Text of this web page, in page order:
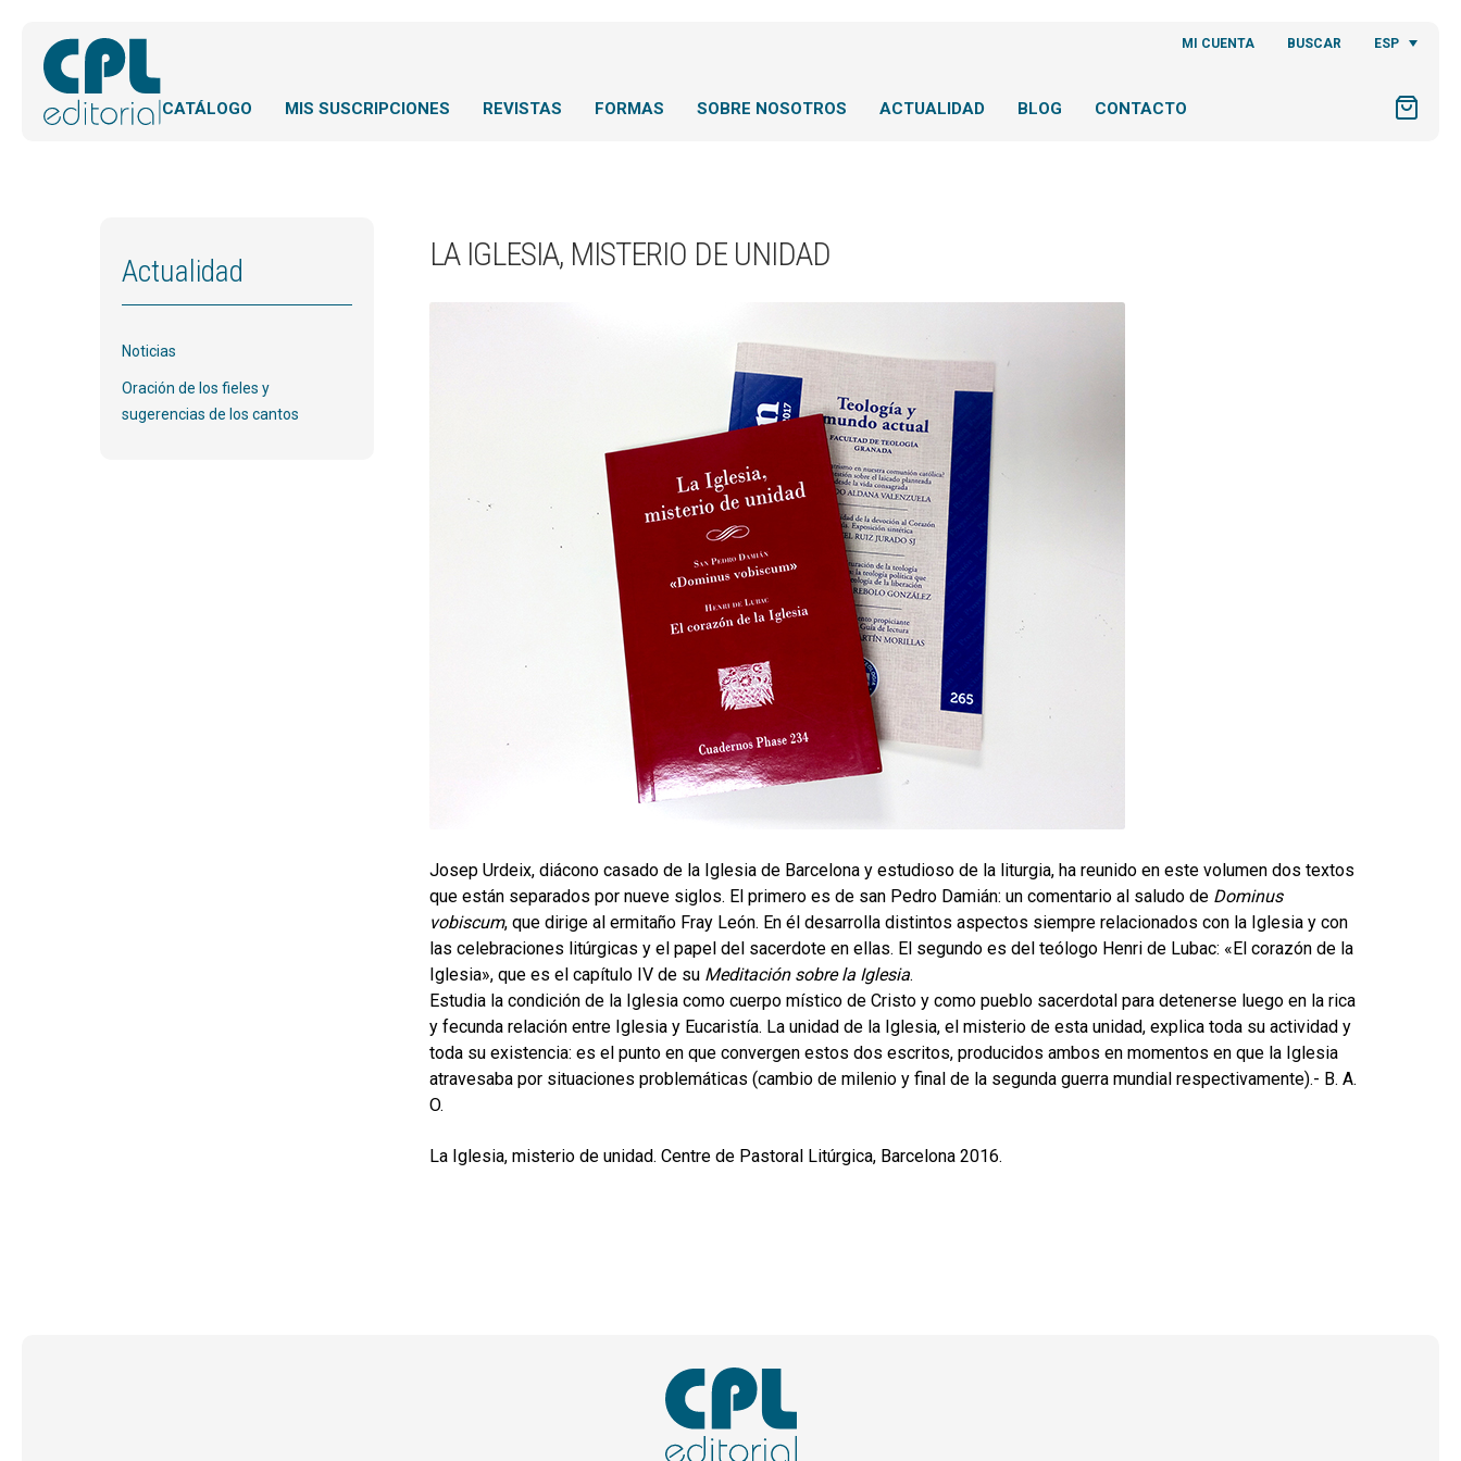
MI CUENTA BUSCAR ESP
CATÁLOGO MIS SUSCRIPCIONES REVISTAS FORMAS SOBRE NOSOTROS ACTUALIDAD BLOG CONTACTO
LA IGLESIA, MISTERIO DE UNIDAD
Josep Urdeix, diácono casado de la Iglesia de Barcelona y estudioso de la liturgia, ha reunido en este volumen dos textos
que están separados por nueve siglos. El primero es de san Pedro Damián: un comentario al saludo de Dominus
vobiscum, que dirige al ermitaño Fray León. En él desarrolla distintos aspectos siempre relacionados con la Iglesia y con
las celebraciones litúrgicas y el papel del sacerdote en ellas. El segundo es del teólogo Henri de Lubac: «El corazón de la
Iglesia», que es el capítulo IV de su Meditación sobre la Iglesia.
Estudia la condición de la Iglesia como cuerpo místico de Cristo y como pueblo sacerdotal para detenerse luego en la rica
y fecunda relación entre Iglesia y Eucaristía. La unidad de la Iglesia, el misterio de esta unidad, explica toda su actividad y
toda su existencia: es el punto en que convergen estos dos escritos, producidos ambos en momentos en que la Iglesia
atravesaba por situaciones problemáticas (cambio de milenio y final de la segunda guerra mundial respectivamente).- B. A.
O.
La Iglesia, misterio de unidad. Centre de Pastoral Litúrgica, Barcelona 2016.
Actualidad
Noticias
Oración de los fieles y
sugerencias de los cantos